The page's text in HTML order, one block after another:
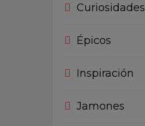
Curiosidades
Épicos
Inspiración
Jamones